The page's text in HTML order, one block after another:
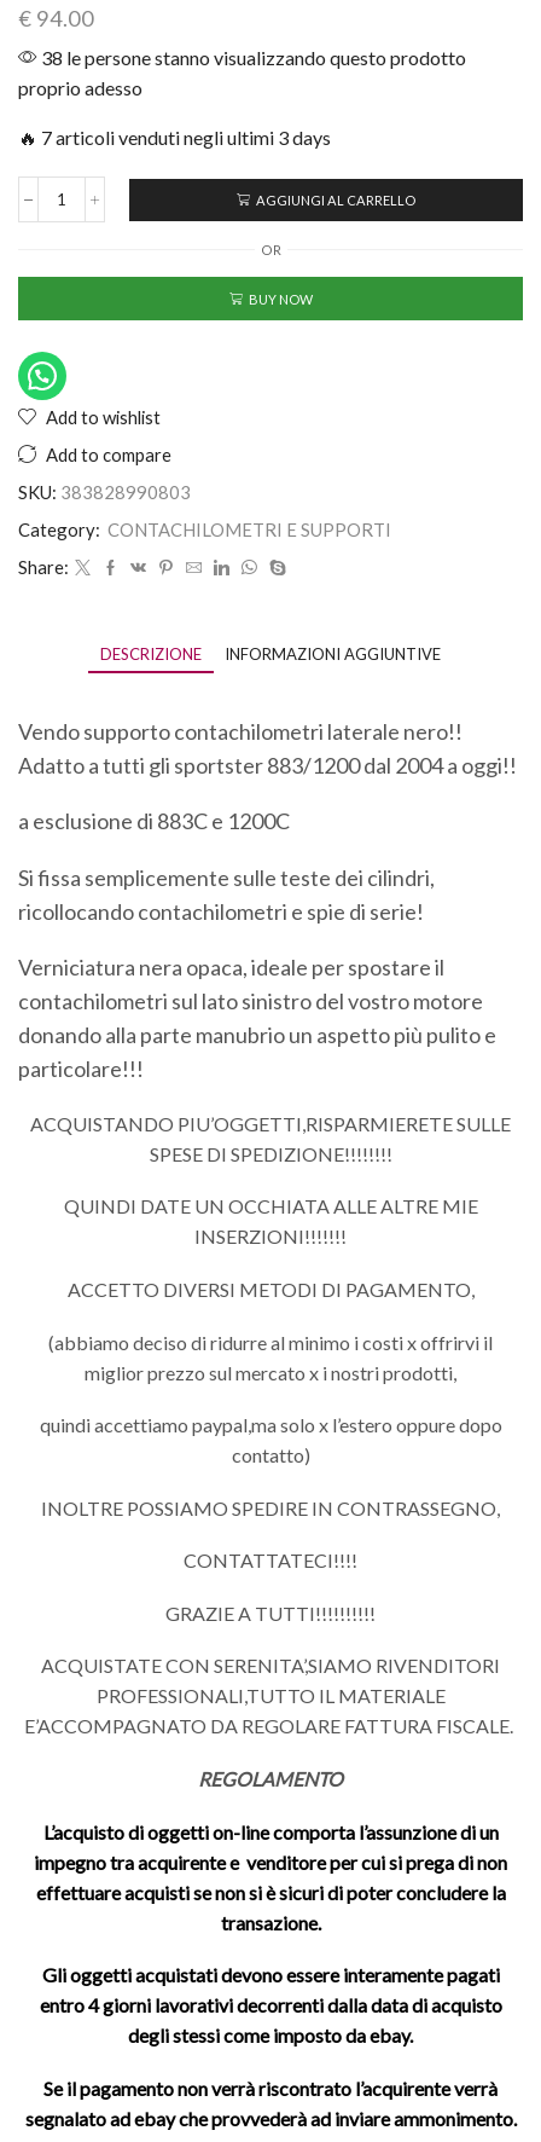
€ 94.00
38 le persone stanno visualizzando questo prodotto
proprio adesso
🔥 7 articoli venduti negli ultimi 3 days
AGGIUNGI AL CARRELLO
OR
BUY NOW
Add to wishlist
Add to compare
SKU: 383828990803
Category: CONTACHILOMETRI E SUPPORTI
Share:
DESCRIZIONE INFORMAZIONI AGGIUNTIVE
Vendo supporto contachilometri laterale nero!!
Adatto a tutti gli sportster 883/1200 dal 2004 a oggi!!
a esclusione di 883C e 1200C
Si fissa semplicemente sulle teste dei cilindri,
ricollocando contachilometri e spie di serie!
Verniciatura nera opaca, ideale per spostare il
contachilometri sul lato sinistro del vostro motore
donando alla parte manubrio un aspetto più pulito e
particolare!!!
ACQUISTANDO PIU’OGGETTI,RISPARMIERETE SULLE
SPESE DI SPEDIZIONE!!!!!!!!
QUINDI DATE UN OCCHIATA ALLE ALTRE MIE
INSERZIONI!!!!!!!
ACCETTO DIVERSI METODI DI PAGAMENTO,
(abbiamo deciso di ridurre al minimo i costi x offrirvi il
miglior prezzo sul mercato x i nostri prodotti,
quindi accettiamo paypal,ma solo x l’estero oppure dopo
contatto)
INOLTRE POSSIAMO SPEDIRE IN CONTRASSEGNO,
CONTATTATECI!!!!
GRAZIE A TUTTI!!!!!!!!!!
ACQUISTATE CON SERENITA’,SIAMO RIVENDITORI
PROFESSIONALI,TUTTO IL MATERIALE
E’ACCOMPAGNATO DA REGOLARE FATTURA FISCALE.
REGOLAMENTO
L’acquisto di oggetti on-line comporta l’assunzione di un
impegno tra acquirente e venditore per cui si prega di non
effettuare acquisti se non si è sicuri di poter concludere la
transazione.
Gli oggetti acquistati devono essere interamente pagati
entro 4 giorni lavorativi decorrenti dalla data di acquisto
degli stessi come imposto da ebay.
Se il pagamento non verrà riscontrato l’acquirente verrà
segnalato ad ebay che provvederà ad inviare ammonimento.